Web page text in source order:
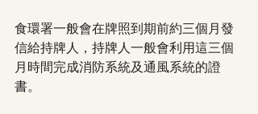
食環署一般會在牌照到期前約三個月發
信給持牌人，持牌人一般會利用這三個
月時間完成消防系統及通風系統的證
書。